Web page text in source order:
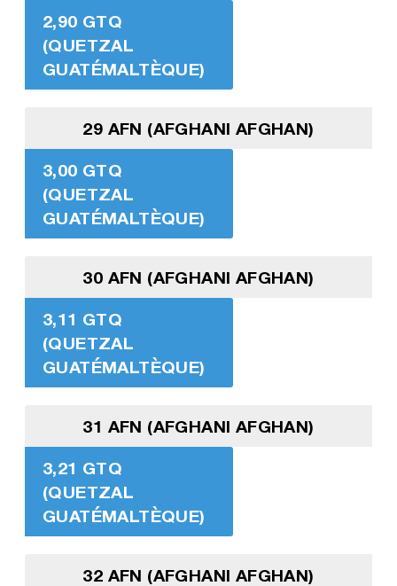
2,90 GTQ
(QUETZAL
GUATÉMALTÈQUE)
29 AFN (AFGHANI AFGHAN)
3,00 GTQ
(QUETZAL
GUATÉMALTÈQUE)
30 AFN (AFGHANI AFGHAN)
3,11 GTQ
(QUETZAL
GUATÉMALTÈQUE)
31 AFN (AFGHANI AFGHAN)
3,21 GTQ
(QUETZAL
GUATÉMALTÈQUE)
32 AFN (AFGHANI AFGHAN)